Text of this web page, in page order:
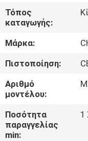
ΕΜΆΣ
ΕΠΙΣΚΈΨΕΙΣ
ΣΤΟ
ΕΡΓΟΣΤΆΣΙΟ
ΈΛΕΓΧΟΣ
ΠΟΙΌΤΗΤΑΣ
Τόπος
καταγωγής:
Μάρκα:
Πιστοποίηση:
Αριθμό
μοντέλου:
Ποσότητα
παραγγελίας
min:
1